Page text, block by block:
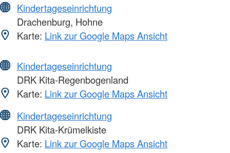
Kindertageseinrichtung
Drachenburg, Hohne
Karte: Link zur Google Maps Ansicht
Kindertageseinrichtung
DRK Kita-Regenbogenland
Karte: Link zur Google Maps Ansicht
Kindertageseinrichtung
DRK Kita-Krümelkiste
Karte: Link zur Google Maps Ansicht